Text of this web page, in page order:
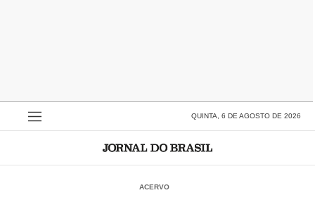
QUINTA, 6 DE AGOSTO DE 2026
ACERVO